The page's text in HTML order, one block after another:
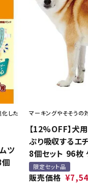
夜のお散歩
まとめ買いでオト
した
ツ
マーキングやそそうの
【12%OFF】犬
ぷり吸収するエ
8個セット 96枚
限定セット品
販売価格 ¥